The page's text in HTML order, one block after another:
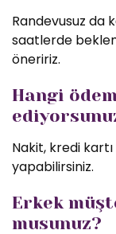
Randevusuz da
saatlerde
öneririz.
Hangi
Nakit, kredi
yapabilirsiniz.
Erkek
musunuz?